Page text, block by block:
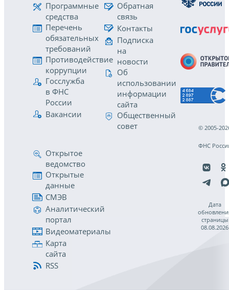
Программные
средства
Перечень
обязательных
требований
Противодействие
коррупции
Госслужба
в ФНС
России
Вакансии
Обратная
связь
Контакты
Подписка
на
новости
Об
использовании
информации
сайта
Общественный
совет
Открытое
ведомство
Открытые
данные
СМЭВ
Аналитический
портал
Видеоматериалы
Карта
сайта
RSS
© 2005-
ФНС
Дата
страницы
08.08.2026